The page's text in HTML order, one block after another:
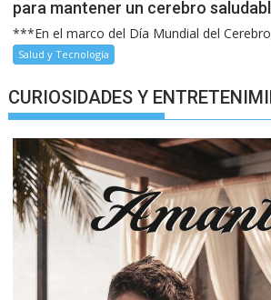
para mantener un cerebro
***En el marco del Día Mundial del
Salud y Tecnología
CURIOSIDADES Y